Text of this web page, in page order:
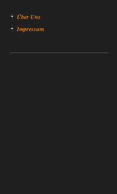
Über Uns
Impressum